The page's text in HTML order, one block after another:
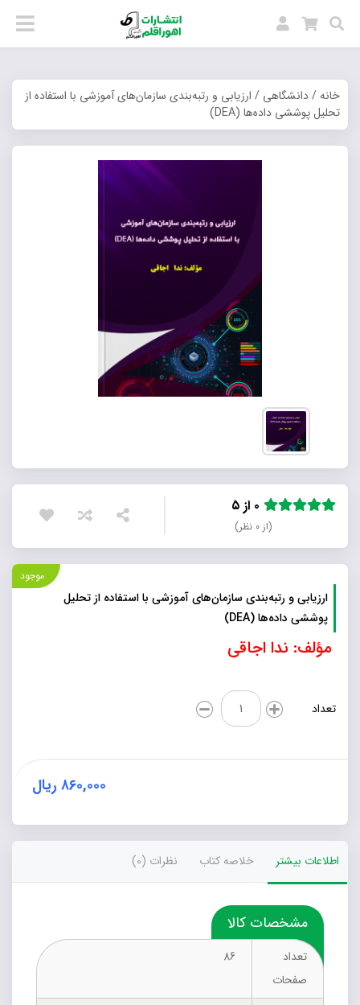
خانه/دانشگاهی / ارزیابی و رتبه‌بندی سازمان‌های آموزشی با استفاده از
تحلیل پوششی داده‌ها (DEA)
(از ۰ نظر)
موجود
ارزیابی و رتبه‌بندی سازمان‌های آموزشی با استفاده از تحلیل
پوششی داده‌ها (DEA)
مؤلف: ندا اجاقی
تعداد
ارزیابی
و
رتبه‌بندی
آموزشی
داده‌ها
(DEA)
۸۶۰,۰۰۰ ریال
اطلاعات بیشتر خلاصه کتاب نظرات (0)
مشخصات کالا
تعداد
صفحات
86